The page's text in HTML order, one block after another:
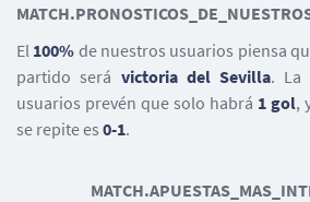
24
T. Nianzou
23
Marcão
N. Gudelj
Adrià Pedrosa
Isaac Romero
El 100% de nuestros usuarios piensa
partido será victoria del Sevilla. La
usuarios prevén que solo habrá 1 gol,
se repite es 0-1.